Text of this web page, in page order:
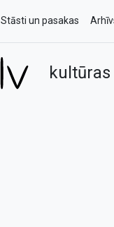
Stāsti un pasakas